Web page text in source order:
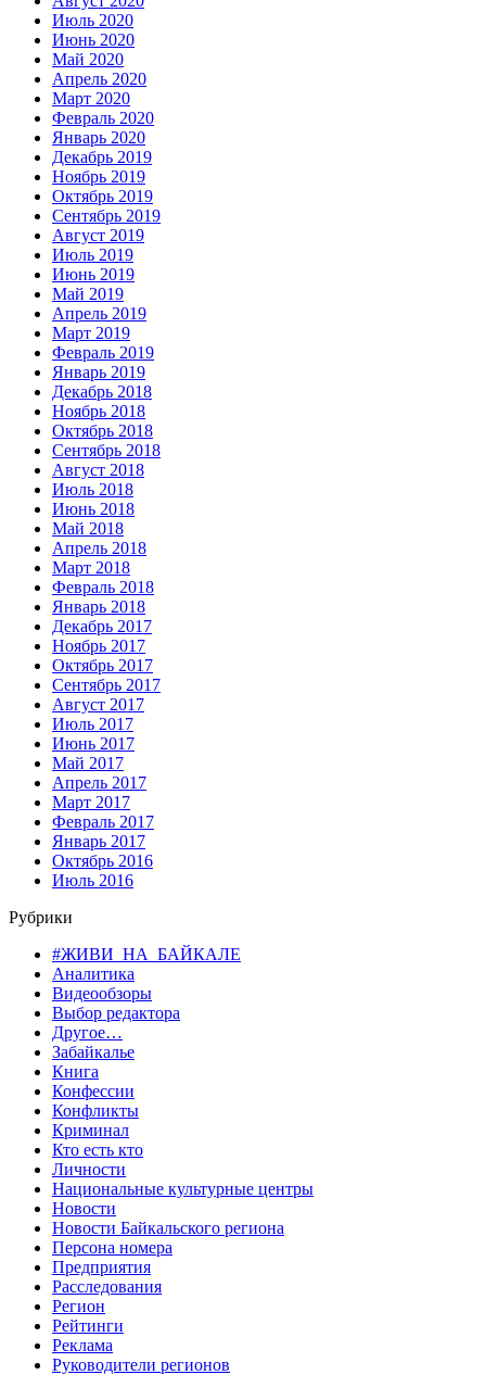
Июль 2020
Июнь 2020
Май 2020
Апрель 2020
Март 2020
Февраль 2020
Январь 2020
Декабрь 2019
Ноябрь 2019
Октябрь 2019
Сентябрь 2019
Август 2019
Июль 2019
Июнь 2019
Май 2019
Апрель 2019
Март 2019
Февраль 2019
Январь 2019
Декабрь 2018
Ноябрь 2018
Октябрь 2018
Сентябрь 2018
Август 2018
Июль 2018
Июнь 2018
Май 2018
Апрель 2018
Март 2018
Февраль 2018
Январь 2018
Декабрь 2017
Ноябрь 2017
Октябрь 2017
Сентябрь 2017
Август 2017
Июль 2017
Июнь 2017
Май 2017
Апрель 2017
Март 2017
Февраль 2017
Январь 2017
Октябрь 2016
Июль 2016
Рубрики
#ЖИВИ_НА_БАЙКАЛЕ
Аналитика
Видеообзоры
Выбор редактора
Другое…
Забайкалье
Книга
Конфессии
Конфликты
Криминал
Кто есть кто
Личности
Национальные культурные центры
Новости
Новости Байкальского региона
Персона номера
Предприятия
Расследования
Регион
Рейтинги
Реклама
Руководители регионов